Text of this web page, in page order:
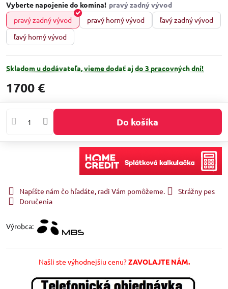
Vyberte napojenie do komína!
pravý zadný vývod
pravý horný vývod
ľavý zadný vývod
ľavý horný vývod
Skladom u dodávateľa, vieme dodať aj do 3 pracovných dní!
1700 €
Do košíka
Napíšte nám čo hľadáte, radi Vám pomôžeme.
Strážny pes
Doručenia
Výrobca:
Našli ste výhodnejšiu cenu?ZAVOLAJTE NÁM.